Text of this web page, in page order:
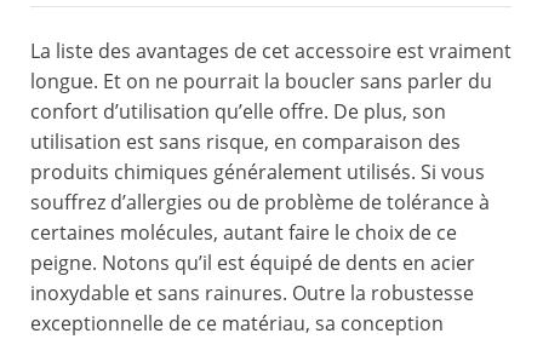
La liste des avantages de cet accessoire est vraiment
longue. Et on ne pourrait la boucler sans parler du
confort d’utilisation qu’elle offre. De plus, son
utilisation est sans risque, en comparaison des
produits chimiques généralement utilisés. Si vous
souffrez d’allergies ou de problème de tolérance à
certaines molécules, autant faire le choix de ce
peigne. Notons qu’il est équipé de dents en acier
inoxydable et sans rainures. Outre la robustesse
exceptionnelle de ce matériau, sa conception